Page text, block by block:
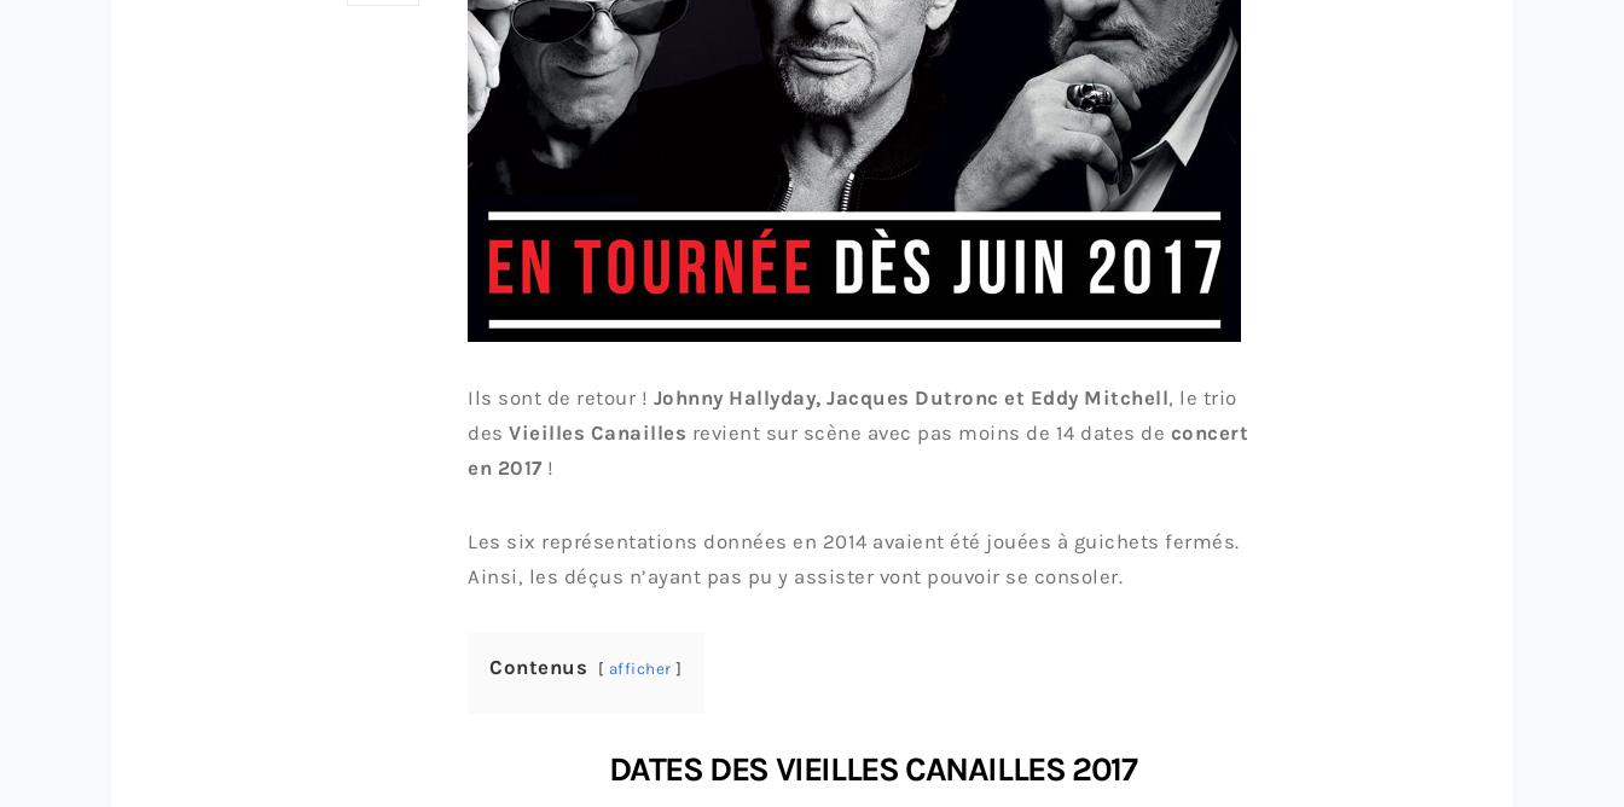
Ils sont de retour ! Johnny Hallyday, Jacques Dutronc et Eddy Mitchell, le trio
des Vieilles Canailles revient sur scène avec pas moins de 14 dates de concert
en 2017 !
Les six représentations données en 2014 avaient été jouées à guichets fermés.
Ainsi, les déçus n’ayant pas pu y assister vont pouvoir se consoler.
Contenus afficher
DATES DES VIEILLES CANAILLES 2017